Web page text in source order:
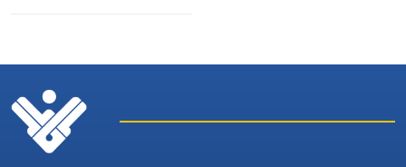
carburant stratégique à
Kiev, ainsi que la
destruction de deux
navires de transport
militaires à Odessa.